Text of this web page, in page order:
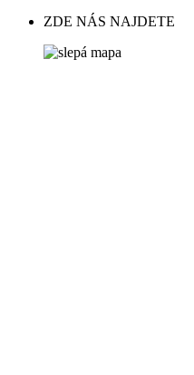
ZDE NÁS NAJDETE